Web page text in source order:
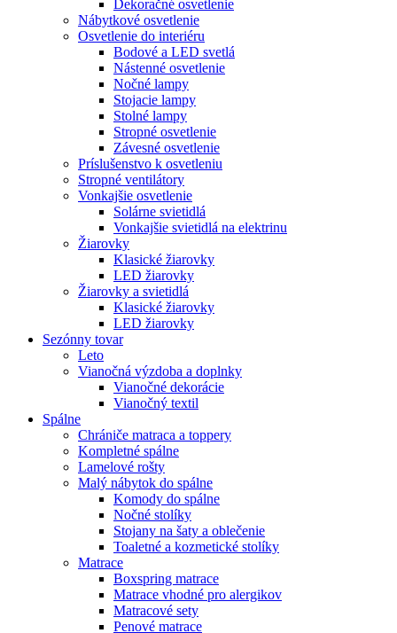
Dekoračné osvetlenie
Nábytkové osvetlenie
Osvetlenie do interiéru
Bodové a LED svetlá
Nástenné osvetlenie
Nočné lampy
Stojacie lampy
Stolné lampy
Stropné osvetlenie
Závesné osvetlenie
Príslušenstvo k osvetleniu
Stropné ventilátory
Vonkajšie osvetlenie
Solárne svietidlá
Vonkajšie svietidlá na elektrinu
Žiarovky
Klasické žiarovky
LED žiarovky
Žiarovky a svietidlá
Klasické žiarovky
LED žiarovky
Sezónny tovar
Leto
Vianočná výzdoba a doplnky
Vianočné dekorácie
Vianočný textil
Spálne
Chrániče matraca a toppery
Kompletné spálne
Lamelové rošty
Malý nábytok do spálne
Komody do spálne
Nočné stolíky
Stojany na šaty a oblečenie
Toaletné a kozmetické stolíky
Matrace
Boxspring matrace
Matrace vhodné pro alergikov
Matracové sety
Penové matrace